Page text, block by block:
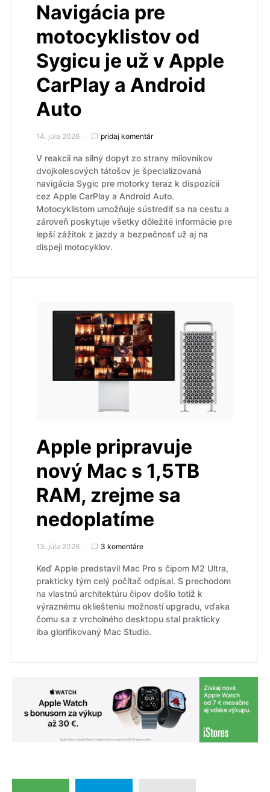
Navigácia pre
motocyklistov od
Sygicu je už v Apple
CarPlay a Android
Auto
14. júla 2026 pridaj komentár
V reakcii na silný dopyt zo strany milovníkov
dvojkolesových tátošov je špecializovaná
navigácia Sygic pre motorky teraz k dispozícii
cez Apple CarPlay a Android Auto.
Motocyklistom umožňuje sústrediť sa na cestu a
zároveň poskytuje všetky dôležité informácie pre
lepší zážitok z jazdy a bezpečnosť už aj na
dispeji motocyklov.
Apple pripravuje
nový Mac s 1,5TB
RAM, zrejme sa
nedoplatíme
13. júla 2026 3 komentáre
Keď Apple predstavil Mac Pro s čipom M2 Ultra,
prakticky tým celý počítač odpísal. S prechodom
na vlastnú architektúru čipov došlo totiž k
výraznému okliešteniu možností upgradu, vďaka
čomu sa z vrcholného desktopu stal prakticky
iba glorifikovaný Mac Studio.